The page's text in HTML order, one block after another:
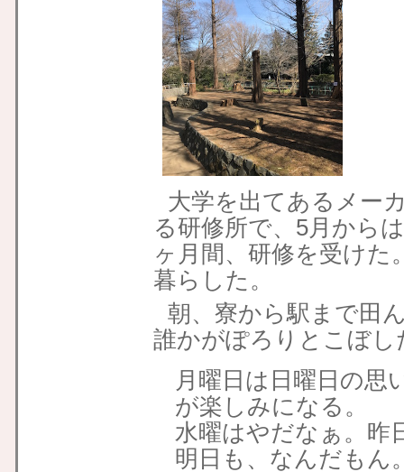
大学を出てあるメー
る研修所で、5月から
ヶ月間、研修を受けた
暮らした。
朝、寮から駅まで田
誰かがぽろりとこぼし
月曜日は日曜日の思
が楽しみになる。
水曜はやだなぁ。昨
明日も、なんだもん